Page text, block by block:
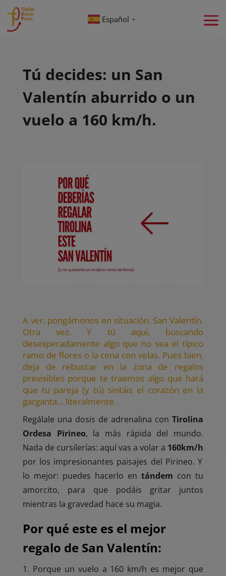
Español ▼
Tú decides: un San
Valentín aburrido o un
vuelo a 160 km/h.
A ver, pongámonos en situación. San Valentín.
Otra vez. Y tú aquí, buscando
desesperadamente algo que no sea el típico
ramo de flores o la cena con velas. Pues bien,
deja de rebuscar en la zona de regalos
previsibles porque te traemos algo que hará
que tu pareja (y tú) sintáis el corazón en la
garganta… literalmente.
Regálale una dosis de adrenalina conTirolina
Ordesa Pirineo, la más rápida del mundo.
Nada de cursilerías: aquí vas a volar a 160km/h
por los impresionantes paisajes del Pirineo. Y
lo mejor: puedes hacerlo entándem con tu
amorcito, para que podáis gritar juntos
mientras la gravedad hace su magia.
Por qué este es el mejor
regalo de San Valentín:
Porque un vuelo a 160 km/h es mejor que